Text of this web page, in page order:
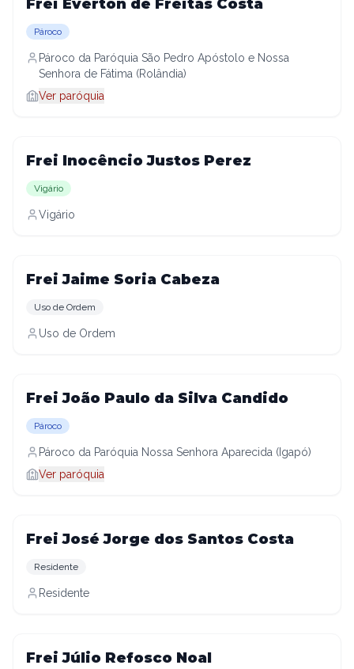
Frei Everton de Freitas Costa
Pároco
Pároco da Paróquia São Pedro Apóstolo e Nossa
Senhora de Fátima (Rolândia)
Ver paróquia
Frei Inocêncio Justos Perez
Vigário
Vigário
Frei Jaime Soria Cabeza
Uso de Ordem
Uso de Ordem
Frei João Paulo da Silva Candido
Pároco
Pároco da Paróquia Nossa Senhora Aparecida (Igapó)
Ver paróquia
Frei José Jorge dos Santos Costa
Residente
Residente
Frei Júlio Refosco Noal